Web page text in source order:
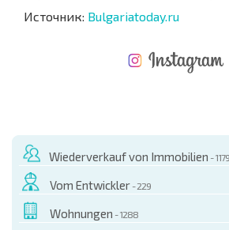
Источник: Bulgariatoday.ru
Wiederverkauf von Immobilien - 1179
Vom Entwickler - 229
Wohnungen - 1288